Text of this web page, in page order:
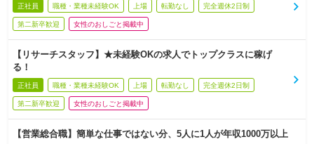
正社員 職種・業種未経験OK 上場 転勤なし 完全週休2日制
第二新卒歓迎 女性のおしごと掲載中
【リサーチスタッフ】★未経験OKの求人でトップクラスに稼げ
る！
正社員 職種・業種未経験OK 上場 転勤なし 完全週休2日制
第二新卒歓迎 女性のおしごと掲載中
【営業総合職】簡単な仕事ではない分、5人に1人が年収1000万以上